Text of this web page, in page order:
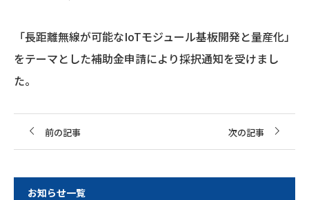
「長距離無線が可能なIoTモジュール基板開発と量産化」
をテーマとした補助金申請により採択通知を受けまし
た。
前の記事 次の記事
お知らせ一覧